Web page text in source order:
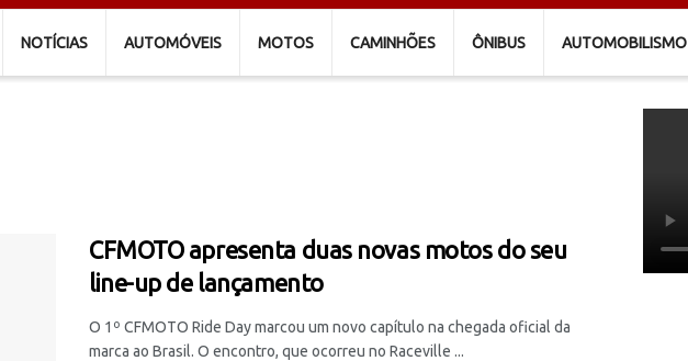
NOTÍCIAS AUTOMÓVEIS MOTOS CAMINHÕES ÔNIBUS AUTOMOBILISMO
CFMOTO apresenta duas novas motos do seu
line-up de lançamento
O 1º CFMOTO Ride Day marcou um novo capítulo na chegada oficial da
marca ao Brasil. O encontro, que ocorreu no Raceville ...